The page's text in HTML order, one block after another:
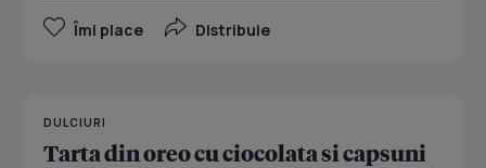
Îmi place Distribuie
DULCIURI
Tarta din oreo cu ciocolata si capsuni